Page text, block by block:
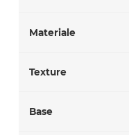
Materiale
Texture
Base